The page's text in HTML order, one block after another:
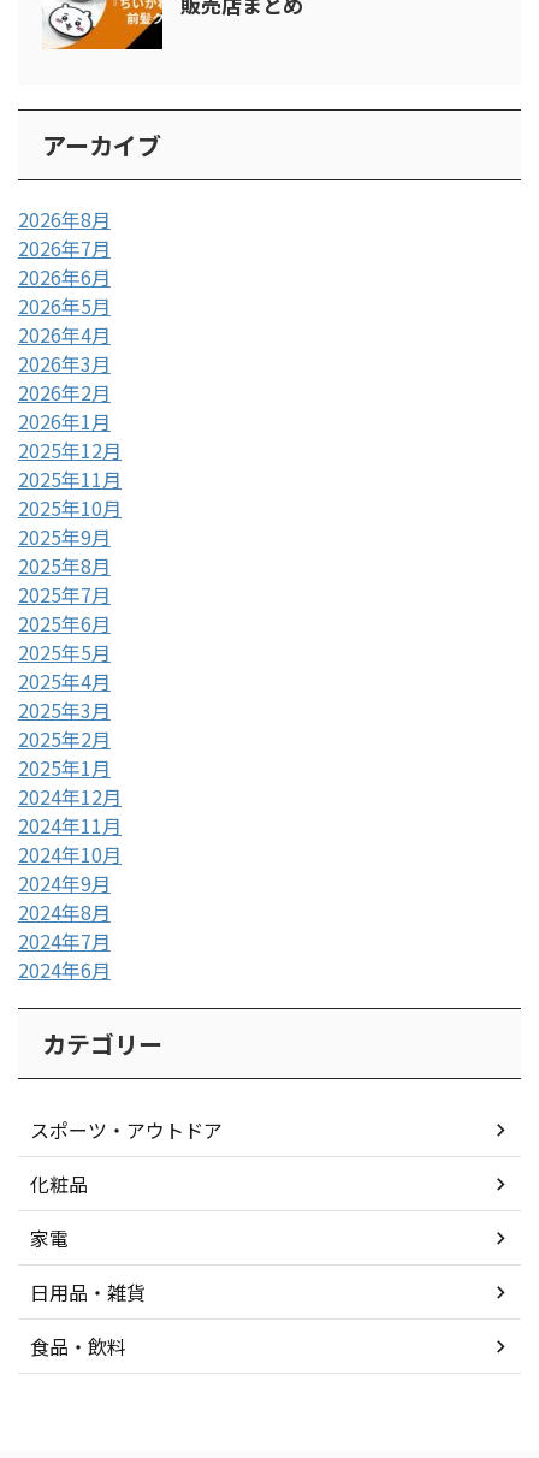
アーカイブ
2026年8月
2026年7月
2026年6月
2026年5月
2026年4月
2026年3月
2026年2月
2026年1月
2025年12月
2025年11月
2025年10月
2025年9月
2025年8月
2025年7月
2025年6月
2025年5月
2025年4月
2025年3月
2025年2月
2025年1月
2024年12月
2024年11月
2024年10月
2024年9月
2024年8月
2024年7月
2024年6月
カテゴリー
スポーツ・アウトドア
化粧品
家電
日用品・雑貨
食品・飲料